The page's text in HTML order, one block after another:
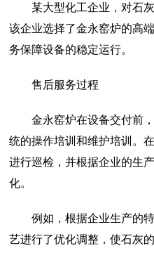
某大型化工企业，对石
该企业选择了金永窑炉的高
务保障设备的稳定运行。
售后服务过程
金永窑炉在设备交付前
统的操作培训和维护培训。
进行巡检，并根据企业的生
化。
例如，根据企业生产的
艺进行了优化调整，使石灰